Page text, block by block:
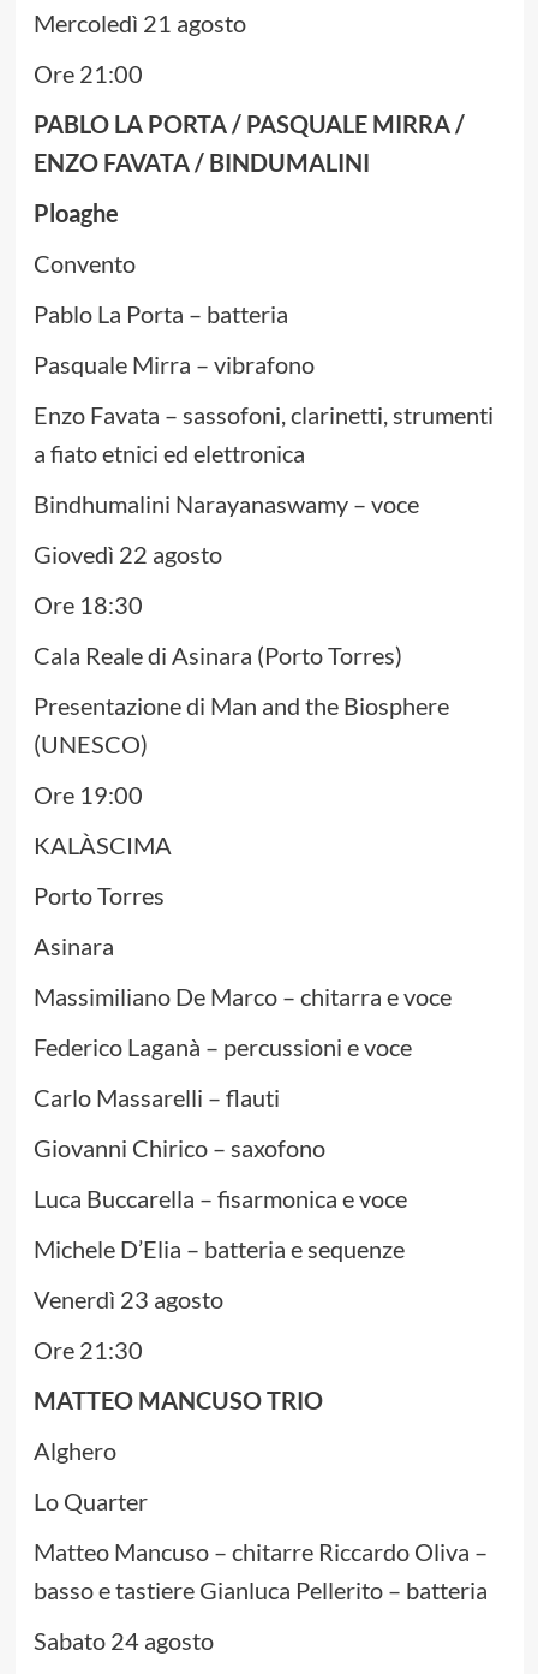
Mercoledì 21 agosto
Ore 21:00
PABLO LA PORTA / PASQUALE MIRRA /
ENZO FAVATA / BINDUMALINI
Ploaghe
Convento
Pablo La Porta – batteria
Pasquale Mirra – vibrafono
Enzo Favata – sassofoni, clarinetti, strumenti
a fiato etnici ed elettronica
Bindhumalini Narayanaswamy – voce
Giovedì 22 agosto
Ore 18:30
Cala Reale di Asinara (Porto Torres)
Presentazione di Man and the Biosphere
(UNESCO)
Ore 19:00
KALÀSCIMA
Porto Torres
Asinara
Massimiliano De Marco – chitarra e voce
Federico Laganà – percussioni e voce
Carlo Massarelli – flauti
Giovanni Chirico – saxofono
Luca Buccarella – fisarmonica e voce
Michele D’Elia – batteria e sequenze
Venerdì 23 agosto
Ore 21:30
MATTEO MANCUSO TRIO
Alghero
Lo Quarter
Matteo Mancuso – chitarre Riccardo Oliva –
basso e tastiere Gianluca Pellerito – batteria
Sabato 24 agosto